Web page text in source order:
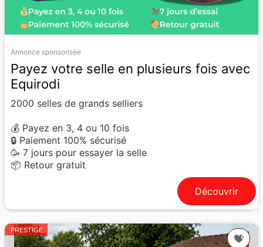
Annonce sponsorisée
Payez votre selle en plusieurs fois avec
Equirodi
2000 selles de grands selliers
💰 Payez en 3, 4 ou 10 fois
🔒 Paiement 100% sécurisé
🥳 7 jours pour essayer la selle
📦 Retour gratuit
Découvrir
PRESTIGE